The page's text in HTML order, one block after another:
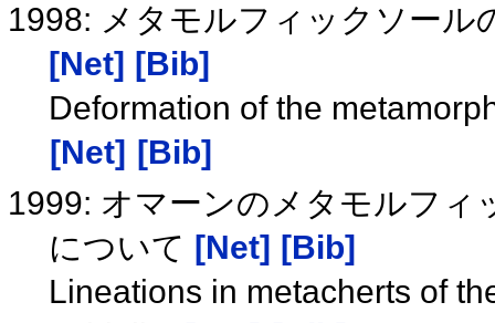
1998: メタモルフィックソール
[Net] [Bib]
Deformation of the
[Net] [Bib]
1999: オマーンのメタモルフィ
について [Net] [Bib]
Lineations in metacherts of